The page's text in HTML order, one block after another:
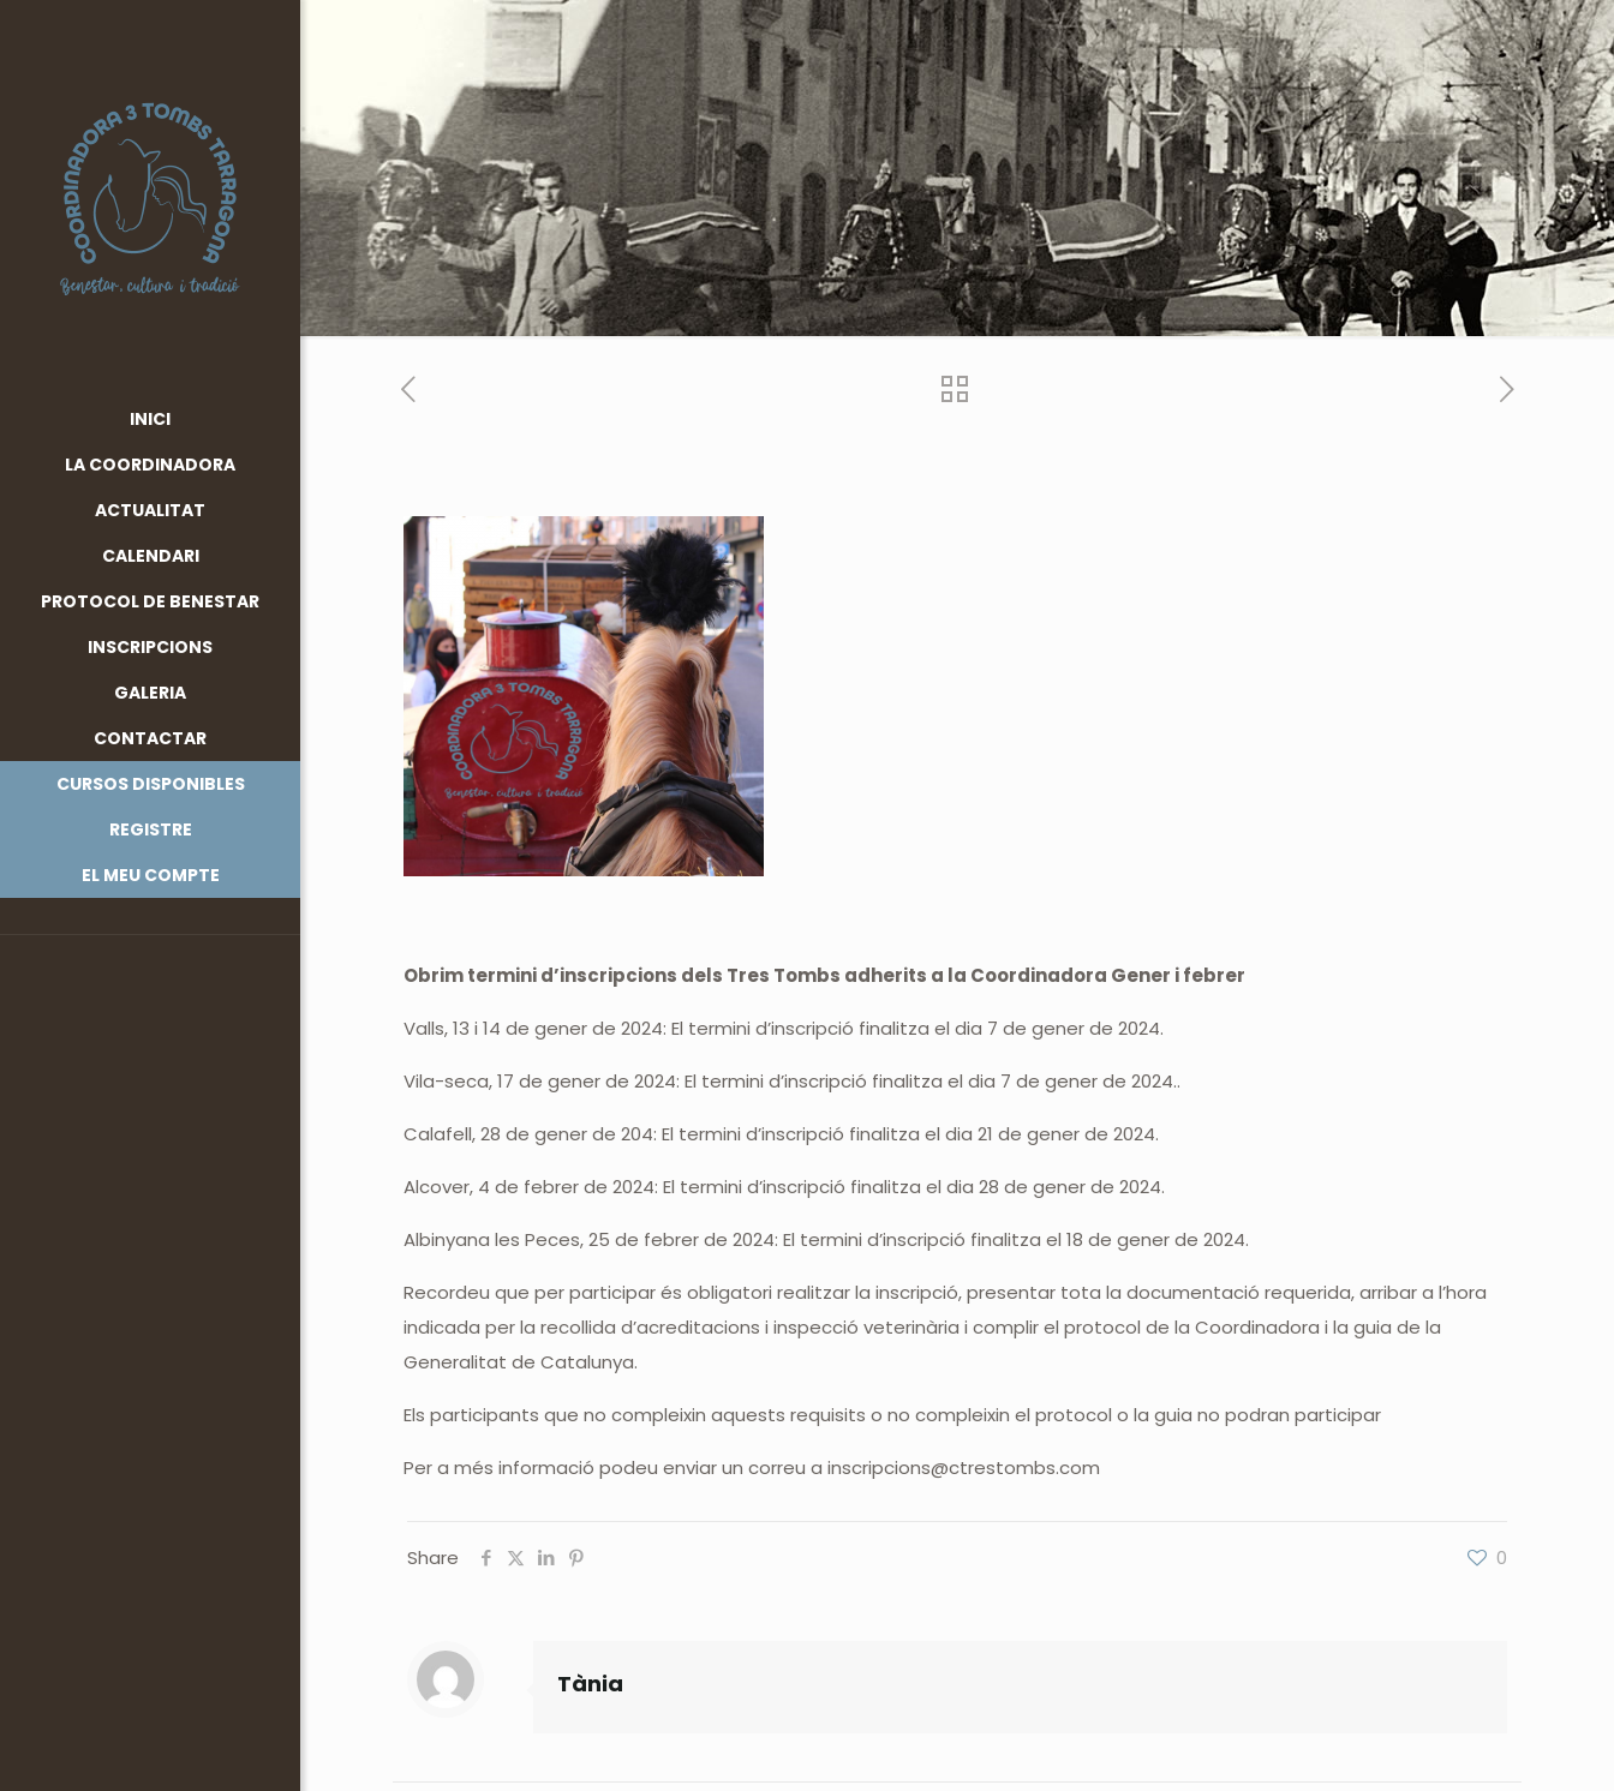
INICI
LA COORDINADORA
ACTUALITAT
CALENDARI
PROTOCOL DE BENESTAR
INSCRIPCIONS
GALERIA
CONTACTAR
CURSOS DISPONIBLES
REGISTRE
EL MEU COMPTE
Obrim termini d’inscripcions dels Tres Tombs adherits a la Coordinadora Gener i febrer
Valls, 13 i 14 de gener de 2024: El termini d’inscripció finalitza el dia 7 de gener de 2024.
Vila-seca, 17 de gener de 2024: El termini d’inscripció finalitza el dia 7 de gener de 2024..
Calafell, 28 de gener de 204: El termini d’inscripció finalitza el dia 21 de gener de 2024.
Alcover, 4 de febrer de 2024: El termini d’inscripció finalitza el dia 28 de gener de 2024.
Albinyana les Peces, 25 de febrer de 2024: El termini d’inscripció finalitza el 18 de gener de 2024.
Recordeu que per participar és obligatori realitzar la inscripció, presentar tota la documentació requerida, arribar a l’hora
indicada per la recollida d’acreditacions i inspecció veterinària i complir el protocol de la Coordinadora i la guia de la
Generalitat de Catalunya.
Els participants que no compleixin aquests requisits o no compleixin el protocol o la guia no podran participar
Per a més informació podeu enviar un correu a inscripcions@ctrestombs.com
Share 0
Tània